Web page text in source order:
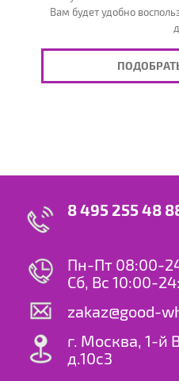
Вам будет удобно
8 495 255 48
Пн-Пт 08:00-
Сб, Вс 10:00-
zakaz@good-
г. Москва, 1-й
д.10с3